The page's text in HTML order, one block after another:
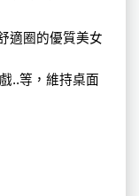
適圈的優質美女
..等，維持桌面